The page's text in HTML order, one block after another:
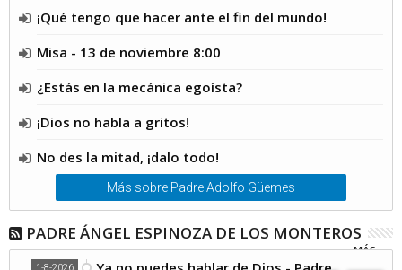
¡Qué tengo que hacer ante el fin del mundo!
Misa - 13 de noviembre 8:00
¿Estás en la mecánica egoísta?
¡Dios no habla a gritos!
No des la mitad, ¡dalo todo!
Más sobre Padre Adolfo Güemes
PADRE ÁNGEL ESPINOZA DE LOS MONTEROS
MÁS...